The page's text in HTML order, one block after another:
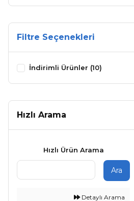
Projahn (1)
Proxxon (1)
Ryobi (1)
Filtre Seçenekleri
İndirimli Ürünler (10)
Hızlı Arama
Hızlı Ürün Arama
Ara
Detaylı Arama